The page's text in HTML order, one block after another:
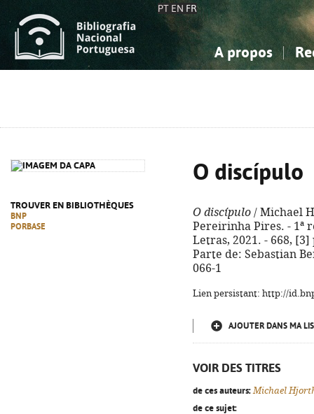
PT EN FR
A propos
TROUVER EN BIBLIOTHÈQUES
BNP
PORBASE
O discípulo
O discípulo / Michael
Pereirinha Pires. - 1ª
Letras, 2021. - 668,
Parte de: Sebastian
066-1
Lien persistant: http://
AJOUTER DANS MA
VOIR DES TITRES
de ces auteurs: Michael
de ce sujet: